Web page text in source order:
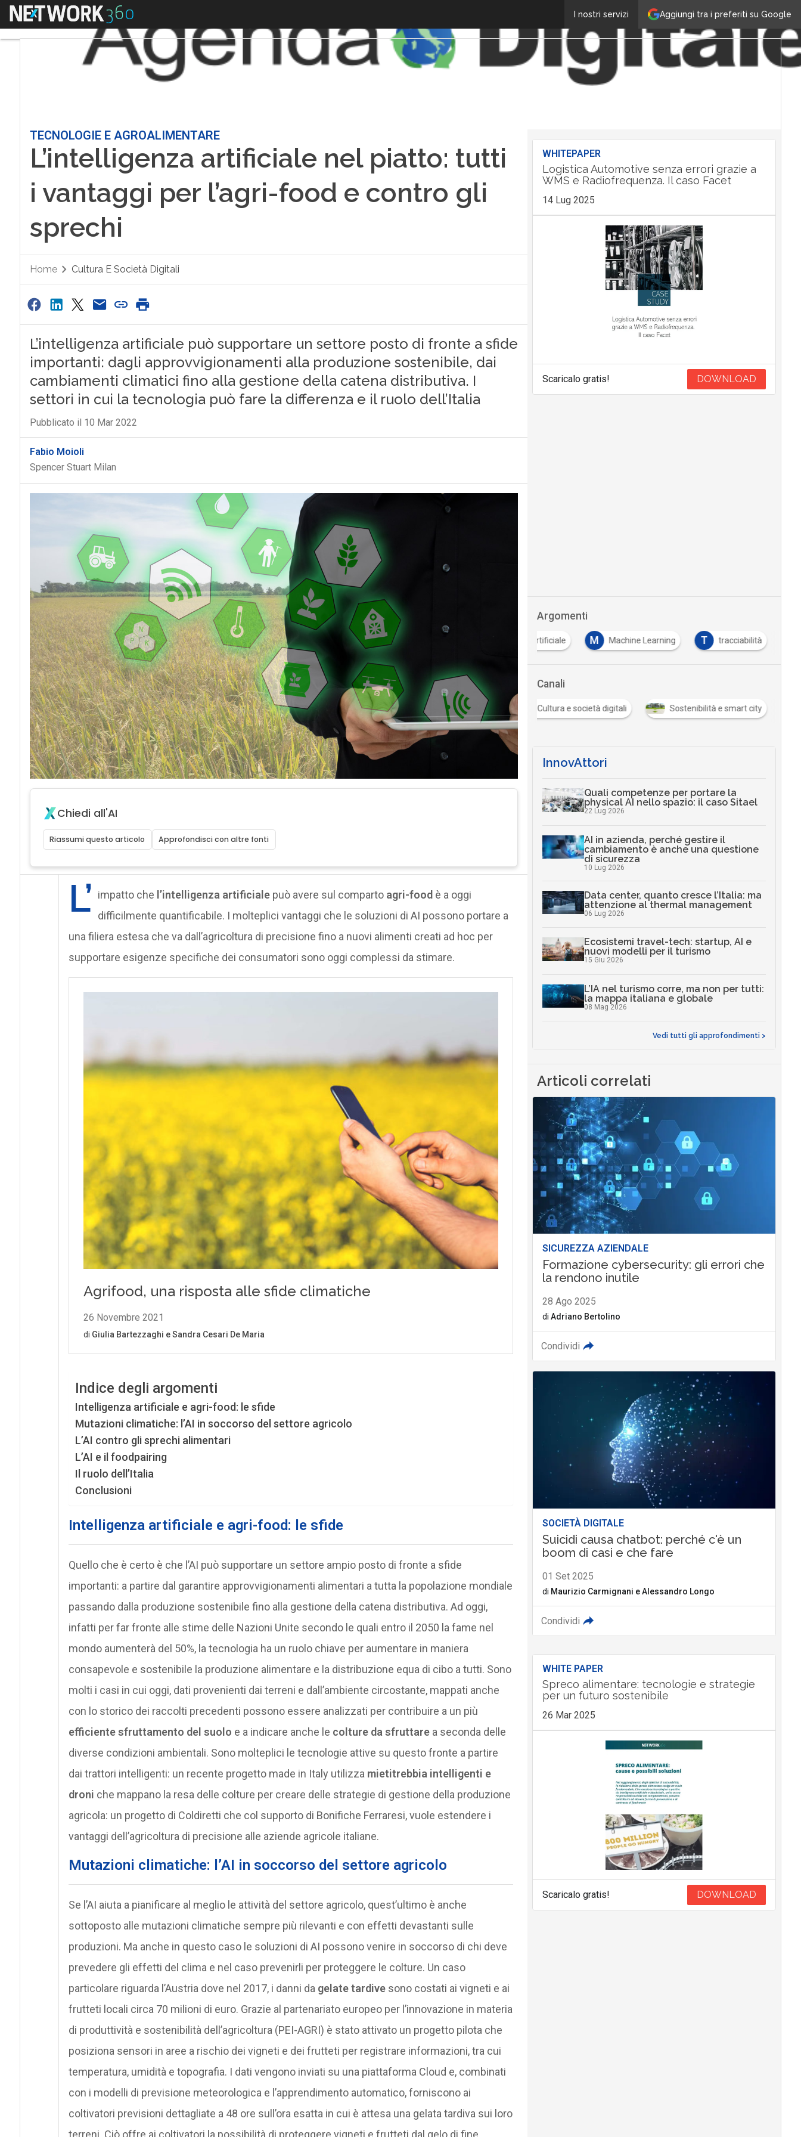
Aggiungi tra i preferiti su Google
I nostri servizi
Menu
TECNOLOGIE E AGROALIMENTARE
L’intelligenza artificiale nel piatto: tutti
i vantaggi per l’agri-food e contro gli
sprechi
Home Cultura E Società Digitali
L’intelligenza artificiale può supportare un settore posto di fronte a sfide
importanti: dagli approvvigionamenti alla produzione sostenibile, dai
cambiamenti climatici fino alla gestione della catena distributiva. I
settori in cui la tecnologia può fare la differenza e il ruolo dell’Italia
Pubblicato il 10 Mar 2022
Fabio Moioli
Spencer Stuart Milan
Chiedi all'AI
Riassumi questo articolo Approfondisci con altre fonti
L’ impatto che l’intelligenza artificialepuò avere sul compartoagri-foodè a oggi
difficilmente quantificabile. I molteplici vantaggi che le soluzioni di AI possono portare a
una filiera estesa che va dall’agricoltura di precisione fino a nuovi alimenti creati ad hoc per
supportare esigenze specifiche dei consumatori sono oggi complessi da stimare.
Indice degli argomenti
Intelligenza artificiale e agri-food: le sfide
Mutazioni climatiche: l’AI in soccorso del settore agricolo
L’AI contro gli sprechi alimentari
L’AI e il foodpairing
Il ruolo dell’Italia
Conclusioni
Intelligenza artificiale e agri-food: le sfide
Quello che è certo è che l’AI può supportare un settore ampio posto di fronte a sfide
importanti: a partire dal garantire approvvigionamenti alimentari a tutta la popolazione mondiale
passando dalla produzione sostenibile fino alla gestione della catena distributiva. Ad oggi,
infatti per far fronte alle stime delle Nazioni Unite secondo le quali entro il 2050 la fame nel
mondo aumenterà del 50%, la tecnologia ha un ruolo chiave per aumentare in maniera
consapevole e sostenibile la produzione alimentare e la distribuzione equa di cibo a tutti. Sono
molti i casi in cui oggi, dati provenienti dai terreni e dall’ambiente circostante, mappati anche
con lo storico dei raccolti precedenti possono essere analizzati per contribuire a un più
efficiente sfruttamento del suolo e a indicare anche le colture da sfruttarea seconda delle
diverse condizioni ambientali. Sono molteplici le tecnologie attive su questo fronte a partire
dai trattori intelligenti: un recente progetto made in Italy utilizza mietitrebbia intelligenti e
droni che mappano la resa delle colture per creare delle strategie di gestione della produzione
agricola: un progetto di Coldiretti che col supporto di Bonifiche Ferraresi, vuole estendere i
vantaggi dell’agricoltura di precisione alle aziende agricole italiane.
Mutazioni climatiche: l’AI in soccorso del settore agricolo
Se l’AI aiuta a pianificare al meglio le attività del settore agricolo, quest’ultimo è anche
sottoposto alle mutazioni climatiche sempre più rilevanti e con effetti devastanti sulle
produzioni. Ma anche in questo caso le soluzioni di AI possono venire in soccorso di chi deve
prevedere gli effetti del clima e nel caso prevenirli per proteggere le colture. Un caso
particolare riguarda l’Austria dove nel 2017, i danni da gelate tardivesono costati ai vigneti e ai
frutteti locali circa 70 milioni di euro. Grazie al partenariato europeo per l’innovazione in materia
di produttività e sostenibilità dell’agricoltura (PEI-AGRI) è stato attivato un progetto pilota che
posiziona sensori in aree a rischio dei vigneti e dei frutteti per registrare informazioni, tra cui
temperatura, umidità e topografia. I dati vengono inviati su una piattaforma Cloud e, combinati
con i modelli di previsione meteorologica e l’apprendimento automatico, forniscono ai
coltivatori previsioni dettagliate a 48 ore sull’ora esatta in cui è attesa una gelata tardiva sui loro
terreni. Ciò offre ai coltivatori la possibilità di proteggere vigneti e frutteti dal gelo di fine
WHITEPAPER
Logistica Automotive senza errori grazie a
WMS e Radiofrequenza. Il caso Facet
14 Lug 2025
Scaricalo gratis! DOWNLOAD
Argomenti
Intelligenza Artificiale M Machine Learning T tracciabilità
Canali
Cultura e società digitali Sostenibilità e smart city
InnovAttori
Quali competenze per portare la
physical AI nello spazio: il caso Sitael
22 Lug 2026
AI in azienda, perché gestire il
cambiamento è anche una questione
di sicurezza
10 Lug 2026
Data center, quanto cresce l’Italia: ma
attenzione al thermal management
06 Lug 2026
Ecosistemi travel-tech: startup, AI e
nuovi modelli per il turismo
15 Giu 2026
L’IA nel turismo corre, ma non per tutti:
la mappa italiana e globale
08 Mag 2026
Vedi tutti gli approfondimenti >
Articoli correlati
SICUREZZA AZIENDALE
Formazione cybersecurity: gli errori che
la rendono inutile
28 Ago 2025
di Adriano Bertolino
Condividi
SOCIETÀ DIGITALE
Suicidi causa chatbot: perché c'è un
boom di casi e che fare
01 Set 2025
di Maurizio Carmignani eAlessandro Longo
Condividi
WHITE PAPER
Spreco alimentare: tecnologie e strategie
per un futuro sostenibile
26 Mar 2025
Scaricalo gratis! DOWNLOAD